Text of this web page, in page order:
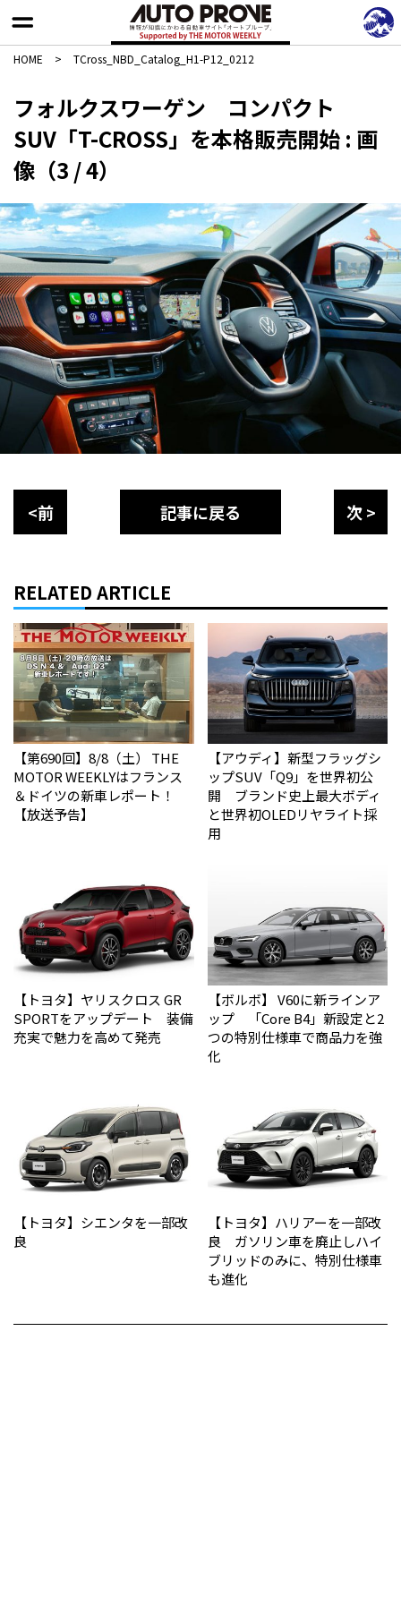
HOME > TCross_NBD_Catalog_H1-P12_0212
フォルクスワーゲン コンパクト
SUV「T-CROSS」を本格販売開始 : 画
像（3 / 4）
<前 記事に戻る 次 >
RELATED ARTICLE
【第690回】8/8（土） THE
MOTOR WEEKLYはフランス
＆ドイツの新車レポート！
【放送予告】
【アウディ】新型フラッグシ
ップSUV「Q9」を世界初公
開 ブランド史上最大ボディ
と世界初OLEDリヤライト採
用
【トヨタ】ヤリスクロス GR
SPORTをアップデート 装備
充実で魅力を高めて発売
【ボルボ】 V60に新ラインア
ップ 「Core B4」新設定と2
つの特別仕様車で商品力を強
化
【トヨタ】シエンタを一部改
良
【トヨタ】ハリアーを一部改
良 ガソリン車を廃止しハイ
ブリッドのみに、特別仕様車
も進化